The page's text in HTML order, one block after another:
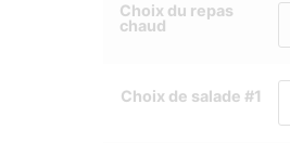
Choix du repas
chaud
Choix de salade #1